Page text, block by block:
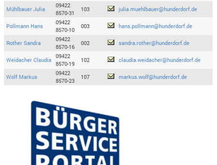
Mühlbauer Julia
09422
8570-31
103 julia.muehlbauer@hunderdorf.de
Pollmann Hans
09422
8570-10
003 hans.pollmann@hunderdorf.de
Rother Sandra
09422
8570-16
002 sandra.rother@hunderdorf.de
Weidacher Claudia
09422
8570-19
102 claudia.weidacher@hunderdorf.de
Wolf Markus
09422
8570-23
107 markus.wolf@hunderdorf.de